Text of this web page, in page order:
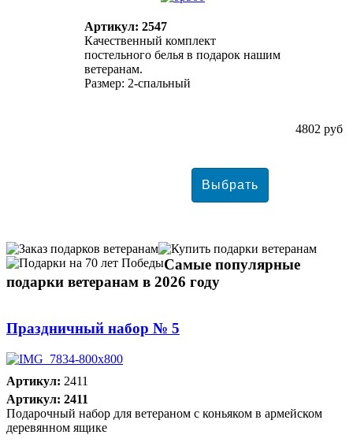
Артикул: 2547
Качественный комплект
постельного белья в подарок нашим
ветеранам.
Размер: 2-спальный
4802 руб
Самые популярные
подарки ветеранам в 2026 году
Праздничный набор № 5
Артикул: 2411
Артикул: 2411
Подарочный набор для ветераном с коньяком в армейском
деревянном ящике